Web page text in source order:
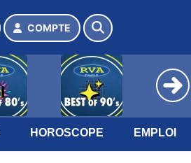
COMPTE
HOROSCOPE EMPLOI